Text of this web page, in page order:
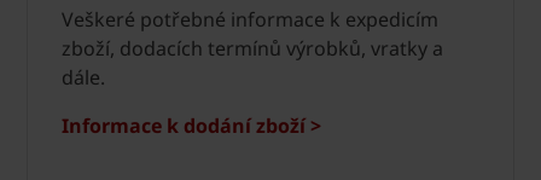
Veškeré potřebné informace k expedicím
zboží, dodacích termínů výrobků, vratky a
dále.
Informace k dodání zboží >